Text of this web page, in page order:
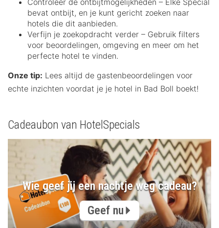
Controleer de ontbijtmogelijkheden – Elke Special
bevat ontbijt, en je kunt gericht zoeken naar
hotels die dit aanbieden.
Verfijn je zoekopdracht verder – Gebruik filters
voor beoordelingen, omgeving en meer om het
perfecte hotel te vinden.
Onze tip: Lees altijd de gastenbeoordelingen voor
echte inzichten voordat je je hotel in Bad Boll boekt!
Cadeaubon van HotelSpecials
Wie geef jij een nachtje weg cadeau?
Geef nu